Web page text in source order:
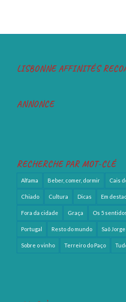
LISBONNE AFFINITÉS
ANNONCE
RECHERCHE PAR MOT-CLÉ
Alfama Beber, comer, dormir Cais
Chiado Cultura Dicas Em
Fora da cidade Graça Os 5
Portugal Resto do mundo Saõ Jorge
Sobre o vinho Terreiro do Paço